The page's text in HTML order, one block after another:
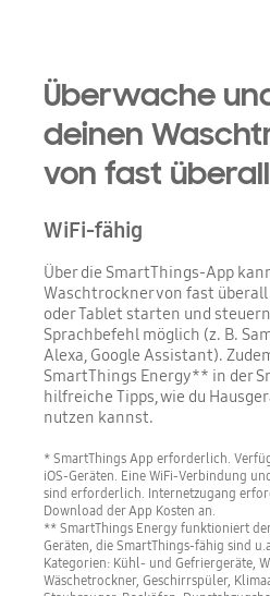
Überwache
deinen
von fast überall
WiFi-fähig
Über die SmartThings-App
Waschtrockner von fast
oder Tablet starten und
Sprachbefehl möglich (z. B.
Alexa, Google Assistant).
SmartThings Energy** in der
hilfreiche Tipps, wie du
nutzen kannst.
* SmartThings App erforderlich.
iOS-Geräten. Eine WiFi-Verbindung
sind erforderlich. Internetzugang
Download der App Kosten an.
** SmartThings Energy funktioniert
Geräten, die SmartThings-fähig sind
Kategorien: Kühl- und Gefriergeräte,
Wäschetrockner, Geschirrspüler,